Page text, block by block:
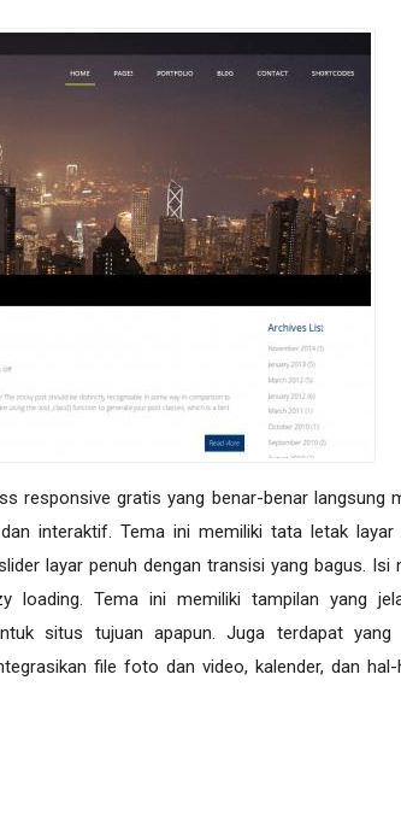
responsive gratis yang benar-benar langsung
interaktif. Tema ini memiliki tata letak layar
layar penuh dengan transisi yang bagus. Isi
loading. Tema ini memiliki tampilan yang
situs tujuan apapun. Juga terdapat yang
file foto dan video, kalender, dan hal-